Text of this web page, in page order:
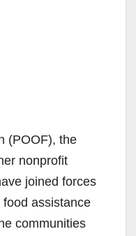
(POOF), the
nonprofit
joined forces
assistance
communities